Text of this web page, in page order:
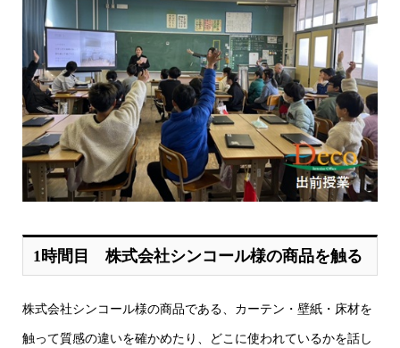
1時間目 株式会社シンコール様の商品を触る
株式会社シンコール様の商品である、カーテン・壁紙・床材を
触って質感の違いを確かめたり、どこに使われているかを話し